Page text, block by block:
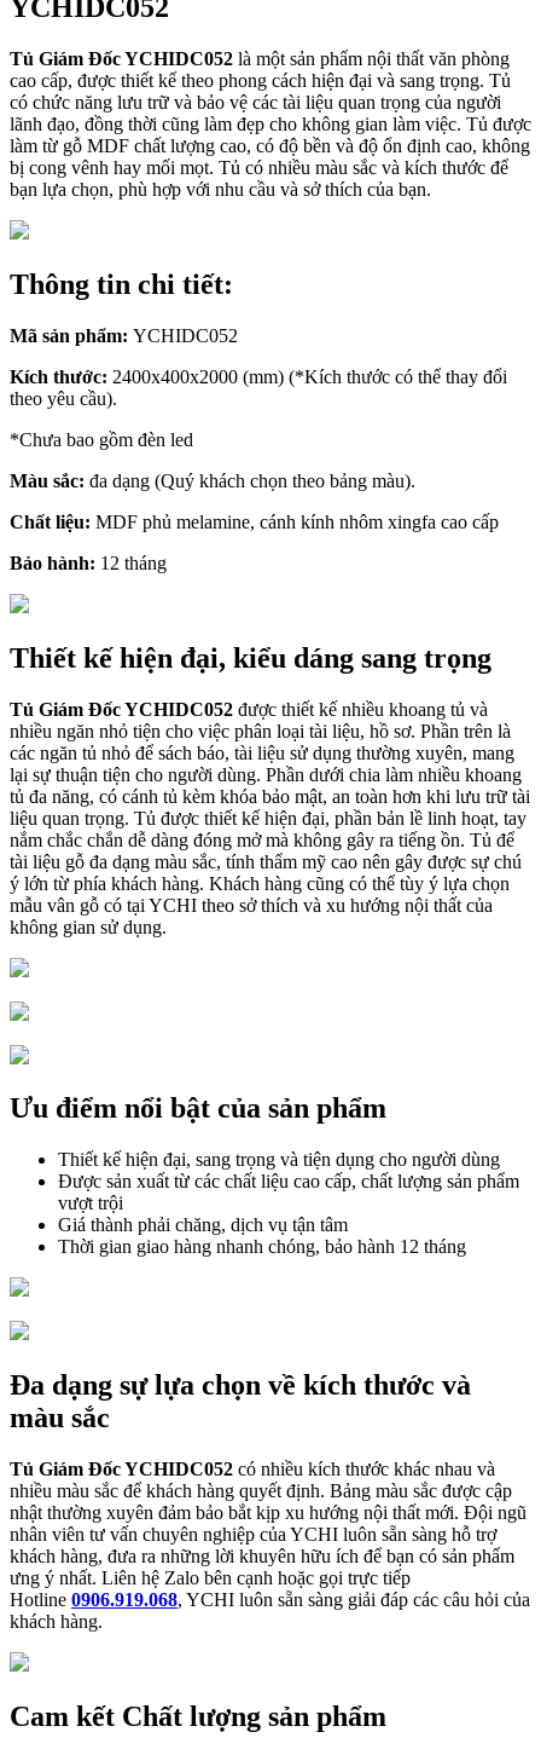
YCHIDC052
Tủ Giám Đốc YCHIDC052 là một sản phẩm nội thất văn phòng
cao cấp, được thiết kế theo phong cách hiện đại và sang trọng. Tủ
có chức năng lưu trữ và bảo vệ các tài liệu quan trọng của người
lãnh đạo, đồng thời cũng làm đẹp cho không gian làm việc. Tủ được
làm từ gỗ MDF chất lượng cao, có độ bền và độ ổn định cao, không
bị cong vênh hay mối mọt. Tủ có nhiều màu sắc và kích thước để
bạn lựa chọn, phù hợp với nhu cầu và sở thích của bạn.
Thông tin chi tiết:
Mã sản phẩm: YCHIDC052
Kích thước: 2400x400x2000 (mm) (*Kích thước có thể thay đổi
theo yêu cầu).
*Chưa bao gồm đèn led
Màu sắc: đa dạng (Quý khách chọn theo bảng màu).
Chất liệu: MDF phủ melamine, cánh kính nhôm xingfa cao cấp
Bảo hành: 12 tháng
Thiết kế hiện đại, kiểu dáng sang trọng
Tủ Giám Đốc YCHIDC052 được thiết kế nhiều khoang tủ và
nhiều ngăn nhỏ tiện cho việc phân loại tài liệu, hồ sơ. Phần trên là
các ngăn tủ nhỏ để sách báo, tài liệu sử dụng thường xuyên, mang
lại sự thuận tiện cho người dùng. Phần dưới chia làm nhiều khoang
tủ đa năng, có cánh tủ kèm khóa bảo mật, an toàn hơn khi lưu trữ tài
liệu quan trọng. Tủ được thiết kế hiện đại, phần bản lề linh hoạt, tay
nắm chắc chắn dễ dàng đóng mở mà không gây ra tiếng ồn. Tủ để
tài liệu gỗ đa dạng màu sắc, tính thẩm mỹ cao nên gây được sự chú
ý lớn từ phía khách hàng. Khách hàng cũng có thể tùy ý lựa chọn
mẫu vân gỗ có tại YCHI theo sở thích và xu hướng nội thất của
không gian sử dụng.
Ưu điểm nổi bật của sản phẩm
Thiết kế hiện đại, sang trọng và tiện dụng cho người dùng
Được sản xuất từ các chất liệu cao cấp, chất lượng sản phẩm
vượt trội
Giá thành phải chăng, dịch vụ tận tâm
Thời gian giao hàng nhanh chóng, bảo hành 12 tháng
Đa dạng sự lựa chọn về kích thước và
màu sắc
Tủ Giám Đốc YCHIDC052 có nhiều kích thước khác nhau và
nhiều màu sắc để khách hàng quyết định. Bảng màu sắc được cập
nhật thường xuyên đảm bảo bắt kịp xu hướng nội thất mới. Đội ngũ
nhân viên tư vấn chuyên nghiệp của YCHI luôn sẵn sàng hỗ trợ
khách hàng, đưa ra những lời khuyên hữu ích để bạn có sản phẩm
ưng ý nhất. Liên hệ Zalo bên cạnh hoặc gọi trực tiếp
Hotline 0906.919.068, YCHI luôn sẵn sàng giải đáp các câu hỏi của
khách hàng.
Cam kết Chất lượng sản phẩm